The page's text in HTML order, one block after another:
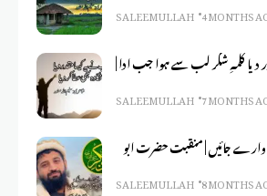
SALEEM ULLAH 4 MONTHS
دیا کلمہِ شکر لب سے ہوا جب ادا |
SALEEM ULLAH 7 MONTHS
جائیں | منقبت حضرت ابو
SALEEM ULLAH 8 MONTHS